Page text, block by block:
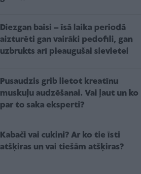
Diezgan baisi – īsā laika periodā
aizturēti gan vairāki pedofili, gan
uzbrukts arī pieaugušai sievietei
Pusaudzis grib lietot kreatīnu
muskuļu audzēšanai. Vai ļaut un ko
par to saka eksperti?
Kabači vai cukini? Ar ko tie īsti
atšķiras un vai tiešām atšķiras?